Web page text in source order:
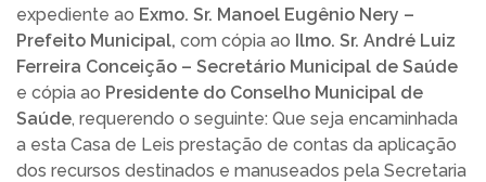
expediente ao Exmo. Sr. Manoel Eugênio Nery –
Prefeito Municipal, com cópia ao Ilmo. Sr. André Luiz
Ferreira Conceição – Secretário Municipal de Saúde
e cópia ao Presidente do Conselho Municipal de
Saúde, requerendo o seguinte: Que seja encaminhada
a esta Casa de Leis prestação de contas da aplicação
dos recursos destinados e manuseados pela Secretaria